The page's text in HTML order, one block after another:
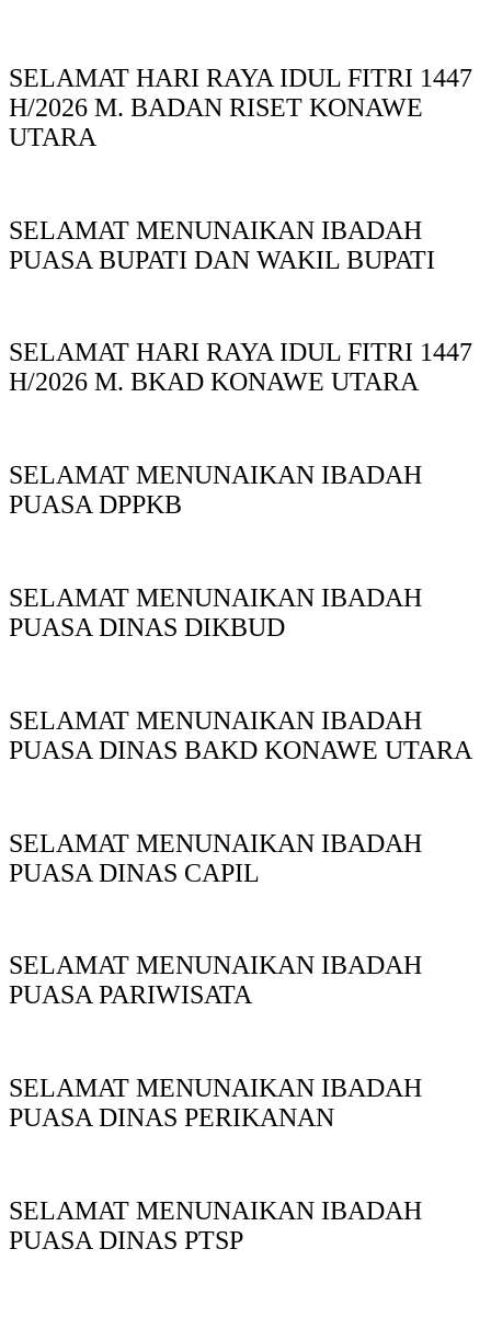
SELAMAT HARI RAYA IDUL FITRI 1447
H/2026 M. BADAN RISET KONAWE
UTARA
SELAMAT MENUNAIKAN IBADAH
PUASA BUPATI DAN WAKIL BUPATI
SELAMAT HARI RAYA IDUL FITRI 1447
H/2026 M. BKAD KONAWE UTARA
SELAMAT MENUNAIKAN IBADAH
PUASA DPPKB
SELAMAT MENUNAIKAN IBADAH
PUASA DINAS DIKBUD
SELAMAT MENUNAIKAN IBADAH
PUASA DINAS BAKD KONAWE UTARA
SELAMAT MENUNAIKAN IBADAH
PUASA DINAS CAPIL
SELAMAT MENUNAIKAN IBADAH
PUASA PARIWISATA
SELAMAT MENUNAIKAN IBADAH
PUASA DINAS PERIKANAN
SELAMAT MENUNAIKAN IBADAH
PUASA DINAS PTSP